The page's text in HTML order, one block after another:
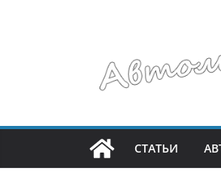
СТАТЬИ